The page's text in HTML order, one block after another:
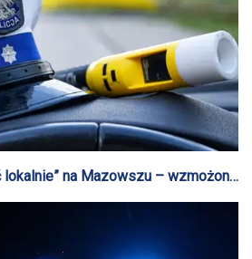
lokalnie” na Mazowszu – wzmożone